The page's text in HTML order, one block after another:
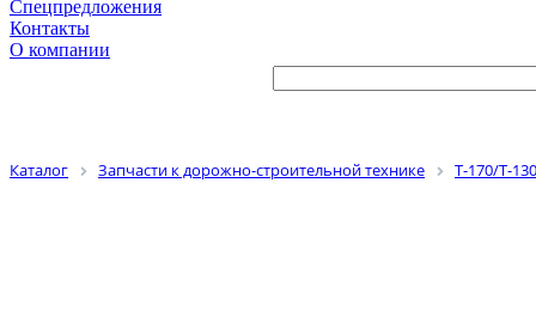
Спецпредложения
Контакты
О компании
Каталог Запчасти к дорожно-строительной технике Т-170/Т-